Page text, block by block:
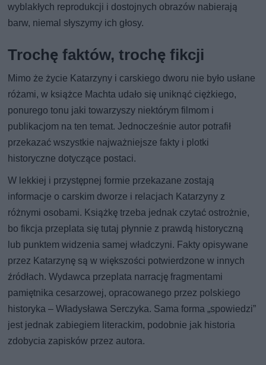
wyblakłych reprodukcji i dostojnych obrazów nabierają
barw, niemal słyszymy ich głosy.
Trochę faktów, trochę fikcji
Mimo że życie Katarzyny i carskiego dworu nie było usłane
różami, w książce Machta udało się uniknąć ciężkiego,
ponurego tonu jaki towarzyszy niektórym filmom i
publikacjom na ten temat. Jednocześnie autor potrafił
przekazać wszystkie najważniejsze fakty i plotki
historyczne dotyczące postaci.
W lekkiej i przystępnej formie przekazane zostają
informacje o carskim dworze i relacjach Katarzyny z
różnymi osobami. Książkę trzeba jednak czytać ostrożnie,
bo fikcja przeplata się tutaj płynnie z prawdą historyczną
lub punktem widzenia samej władczyni. Fakty opisywane
przez Katarzynę są w większości potwierdzone w innych
źródłach. Wydawca przeplata narrację fragmentami
pamiętnika cesarzowej, opracowanego przez polskiego
historyka – Władysława Serczyka. Sama forma „spowiedzi”
jest jednak zabiegiem literackim, podobnie jak historia
zdobycia zapisków przez autora.